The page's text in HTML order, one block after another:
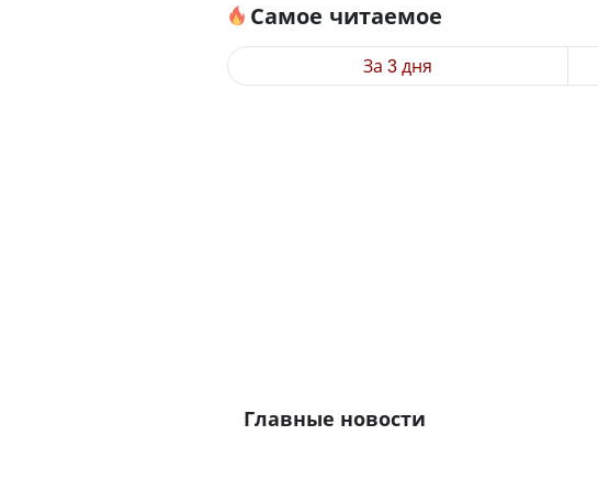
Самое читаемое
За 3 дня
Главные новости